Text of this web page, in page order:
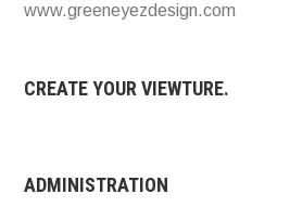
www.greeneyezdesign.com
CREATE YOUR VIEWTURE.
ADMINISTRATION